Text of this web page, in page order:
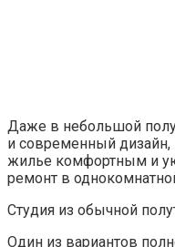
Даже в небольшой
и современный дизайн,
жилье комфортным и
ремонт в
Студия из обычной
Один из вариантов